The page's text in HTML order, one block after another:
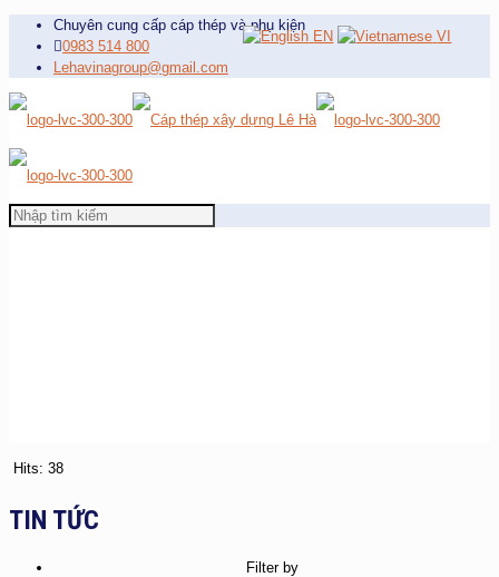
Chuyên cung cấp cáp thép và phụ kiện
0983 514 800
Lehavinagroup@gmail.com
Hits: 38
TIN TỨC
Filter by
EN VI